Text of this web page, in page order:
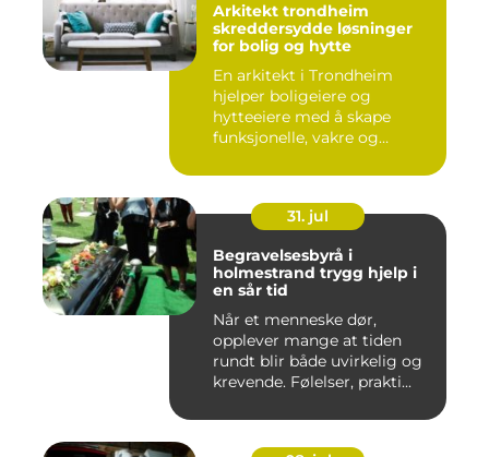
Arkitekt trondheim
skreddersydde løsninger
for bolig og hytte
En arkitekt i Trondheim
hjelper boligeiere og
hytteeiere med å skape
funksjonelle, vakre og
31. jul
Begravelsesbyrå i
holmestrand trygg hjelp i
en sår tid
Når et menneske dør,
opplever mange at tiden
rundt blir både uvirkelig og
krevende. Følelser, prakti...